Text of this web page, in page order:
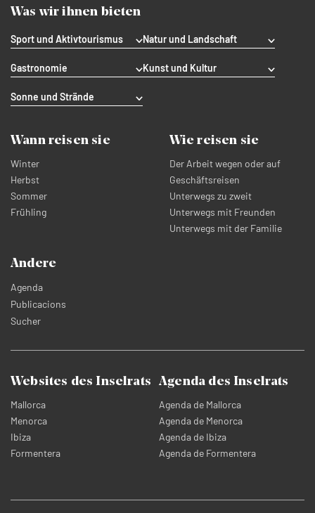
Was wir ihnen bieten
Sport und Aktivtourismus Natur und Landschaft
Gastronomie Kunst und Kultur
Sonne und Strände
Wann reisen sie
Winter
Herbst
Sommer
Frühling
Wie reisen sie
Der Arbeit wegen oder auf
Geschäftsreisen
Unterwegs zu zweit
Unterwegs mit Freunden
Unterwegs mit der Familie
Andere
Agenda
Publicacions
Sucher
Websites des Inselrats
Mallorca
Menorca
Ibiza
Formentera
Agenda des Inselrats
Agenda de Mallorca
Agenda de Menorca
Agenda de Ibiza
Agenda de Formentera